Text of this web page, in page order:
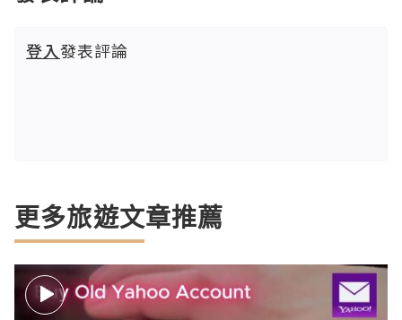
登入發表評論
更多旅遊文章推薦